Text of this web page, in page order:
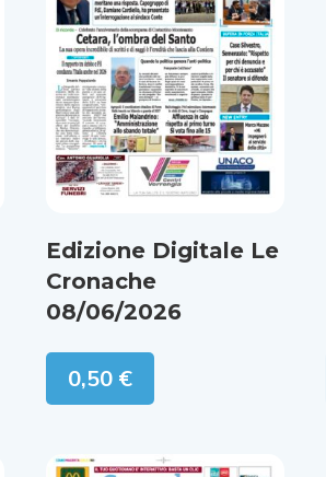
Edizione Digitale Le
Cronache
08/06/2026
0,50 €